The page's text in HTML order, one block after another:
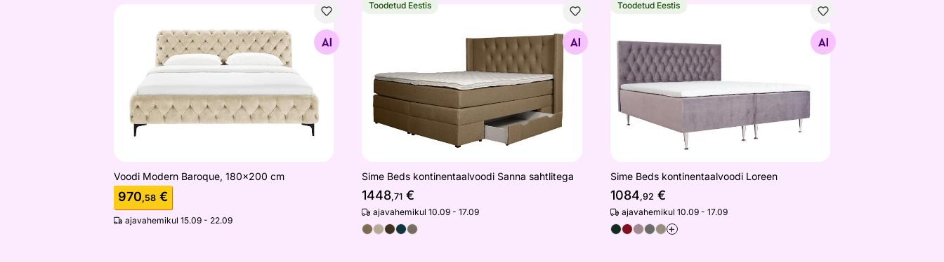
Otsi sarnaseid
Voodi Modern Baroque, 180x200 cm
970,58 €
ajavahemikul 15.09 - 22.09
Sime Beds kontinentaalvoodi Sanna sahtlitega
Otsi sarnaseid
Toodetud Eestis
Sime Beds kontinentaalvoodi Sanna sahtlitega
1448,71 €
ajavahemikul 10.09 - 17.09
Toodetud Eestis
Sime Beds kontinentaalvoodi Loreen
1084,92 €
ajavahemikul 10.09 - 17.09
+